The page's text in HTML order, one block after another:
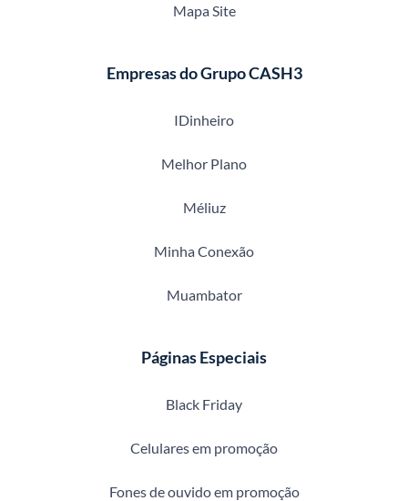
Mapa Site
Empresas do Grupo CASH3
IDinheiro
Melhor Plano
Méliuz
Minha Conexão
Muambator
Páginas Especiais
Black Friday
Celulares em promoção
Fones de ouvido em promoção